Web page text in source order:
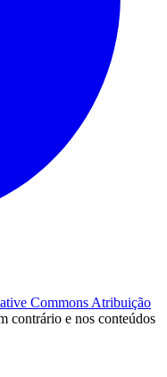
Commons Atribuição
contrário e nos conteúdos